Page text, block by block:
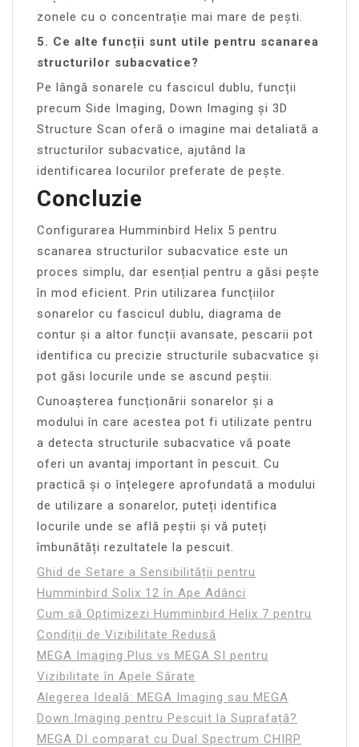
zonele cu o concentrație mai mare de pești.
5. Ce alte funcții sunt utile pentru scanarea
structurilor subacvatice?
Pe lângă sonarele cu fascicul dublu, funcții
precum Side Imaging, Down Imaging și 3D
Structure Scan oferă o imagine mai detaliată a
structurilor subacvatice, ajutând la
identificarea locurilor preferate de pește.
Concluzie
Configurarea Humminbird Helix 5 pentru
scanarea structurilor subacvatice este un
proces simplu, dar esențial pentru a găsi pește
în mod eficient. Prin utilizarea funcțiilor
sonarelor cu fascicul dublu, diagrama de
contur și a altor funcții avansate, pescarii pot
identifica cu precizie structurile subacvatice și
pot găsi locurile unde se ascund peștii.
Cunoașterea funcționării sonarelor și a
modului în care acestea pot fi utilizate pentru
a detecta structurile subacvatice vă poate
oferi un avantaj important în pescuit. Cu
practică și o înțelegere aprofundată a modului
de utilizare a sonarelor, puteți identifica
locurile unde se află peștii și vă puteți
îmbunătăți rezultatele la pescuit.
Ghid de Setare a Sensibilității pentru
Humminbird Solix 12 în Ape Adânci
Cum să Optimizezi Humminbird Helix 7 pentru
Condiții de Vizibilitate Redusă
MEGA Imaging Plus vs MEGA SI pentru
Vizibilitate în Apele Sărate
Alegerea Ideală: MEGA Imaging sau MEGA
Down Imaging pentru Pescuit la Suprafață?
MEGA DI comparat cu Dual Spectrum CHIRP